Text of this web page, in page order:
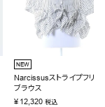
NEW
Narcissusストライプフリル
ブラウス
¥ 12,320 税込